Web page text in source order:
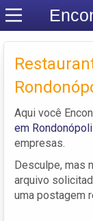
Aqui você
em
empresas.
Desculpe, mas
arquivo
uma postagem